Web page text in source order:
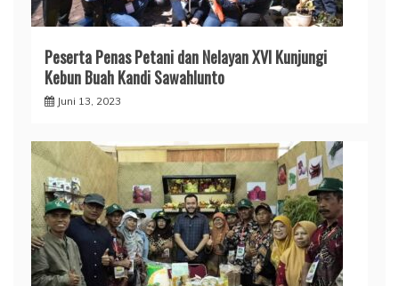
Peserta Penas Petani dan Nelayan XVI Kunjungi
Kebun Buah Kandi Sawahlunto
Juni 13, 2023